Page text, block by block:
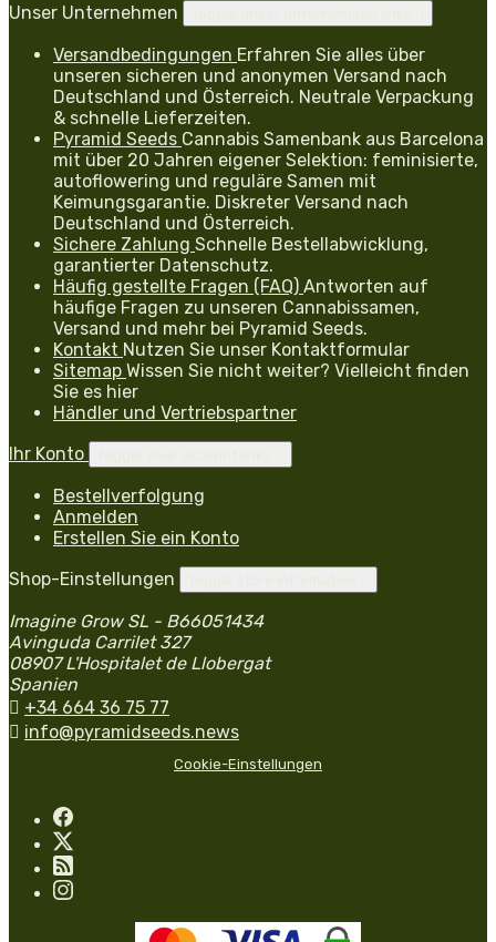
Unser Unternehmen
Versandbedingungen Erfahren Sie alles über
unseren sicheren und anonymen Versand nach
Deutschland und Österreich. Neutrale Verpackung
& schnelle Lieferzeiten.
Pyramid Seeds Cannabis Samenbank aus Barcelona
mit über 20 Jahren eigener Selektion: feminisierte,
autoflowering und reguläre Samen mit
Keimungsgarantie. Diskreter Versand nach
Deutschland und Österreich.
Sichere Zahlung Schnelle Bestellabwicklung,
garantierter Datenschutz.
Häufig gestellte Fragen (FAQ) Antworten auf
häufige Fragen zu unseren Cannabissamen,
Versand und mehr bei Pyramid Seeds.
Kontakt Nutzen Sie unser Kontaktformular
Sitemap Wissen Sie nicht weiter? Vielleicht finden
Sie es hier
Händler und Vertriebspartner
Ihr Konto
Bestellverfolgung
Anmelden
Erstellen Sie ein Konto
Shop-Einstellungen
Imagine Grow SL - B66051434
Avinguda Carrilet 327
08907 L'Hospitalet de Llobergat
Spanien
 +34 664 36 75 77
 info@pyramidseeds.news
Cookie-Einstellungen